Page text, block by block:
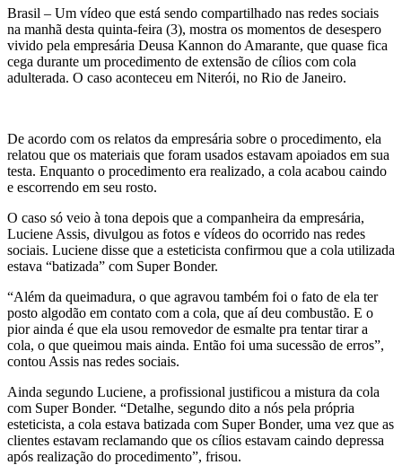
Brasil – Um vídeo que está sendo compartilhado nas redes sociais
na manhã desta quinta-feira (3), mostra os momentos de desespero
vivido pela empresária Deusa Kannon do Amarante, que quase fica
cega durante um procedimento de extensão de cílios com cola
adulterada. O caso aconteceu em Niterói, no Rio de Janeiro.
De acordo com os relatos da empresária sobre o procedimento, ela
relatou que os materiais que foram usados estavam apoiados em sua
testa. Enquanto o procedimento era realizado, a cola acabou caindo
e escorrendo em seu rosto.
O caso só veio à tona depois que a companheira da empresária,
Luciene Assis, divulgou as fotos e vídeos do ocorrido nas redes
sociais. Luciene disse que a esteticista confirmou que a cola utilizada
estava “batizada” com Super Bonder.
“Além da queimadura, o que agravou também foi o fato de ela ter
posto algodão em contato com a cola, que aí deu combustão. E o
pior ainda é que ela usou removedor de esmalte pra tentar tirar a
cola, o que queimou mais ainda. Então foi uma sucessão de erros”,
contou Assis nas redes sociais.
Ainda segundo Luciene, a profissional justificou a mistura da cola
com Super Bonder. “Detalhe, segundo dito a nós pela própria
esteticista, a cola estava batizada com Super Bonder, uma vez que as
clientes estavam reclamando que os cílios estavam caindo depressa
após realização do procedimento”, frisou.